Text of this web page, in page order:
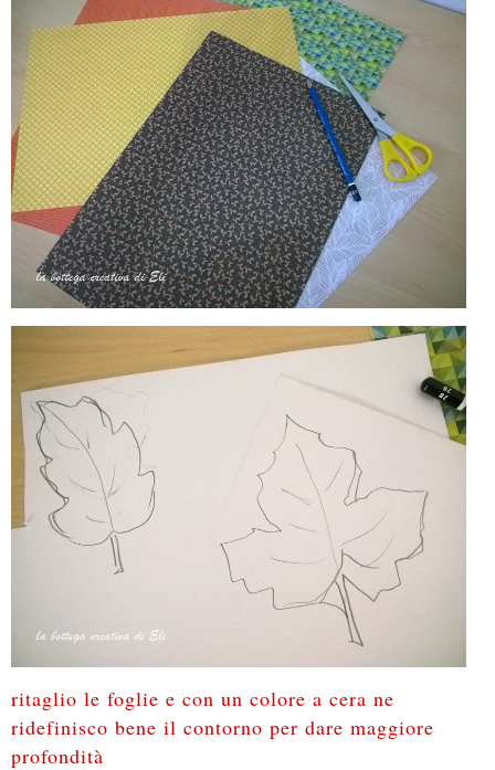
ritaglio le foglie e con un colore a cera ne
ridefinisco bene il contorno per dare maggiore
profondità